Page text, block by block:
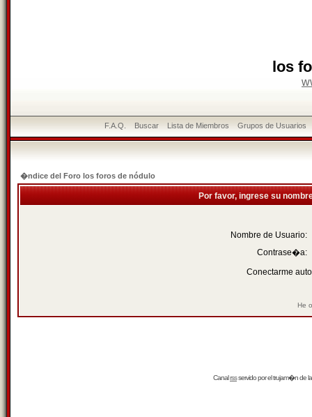
los
F.A.Q. Buscar Lista de Miembros Grupos de Usuarios
�ndice del Foro los foros de nódulo
Por favor, ingrese su
Nombre de Usuario:
Contrase�a:
Conectarme
He
Canalrssservido por eltrujam�nde